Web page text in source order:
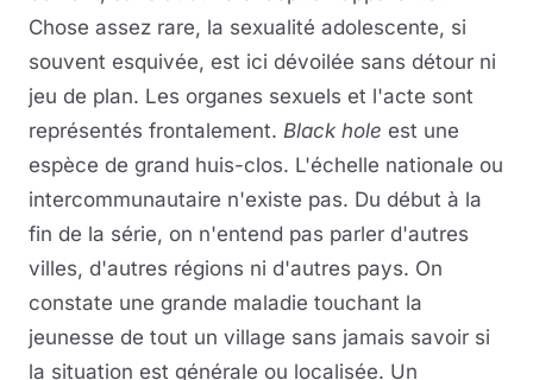
Chose assez rare, la sexualité adolescente, si
souvent esquivée, est ici dévoilée sans détour ni
jeu de plan. Les organes sexuels et l'acte sont
représentés frontalement. Black hole est une
espèce de grand huis-clos. L'échelle nationale ou
intercommunautaire n'existe pas. Du début à la
fin de la série, on n'entend pas parler d'autres
villes, d'autres régions ni d'autres pays. On
constate une grande maladie touchant la
jeunesse de tout un village sans jamais savoir si
la situation est générale ou localisée. Un